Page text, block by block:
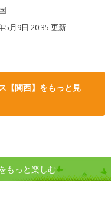
5月9日 20:35 更新
【関西】をもっと見
もっと楽しむ